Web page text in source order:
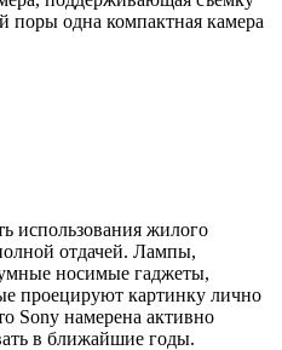
одна компактная камера
использования жилого
отдачей. Лампы,
носимые гаджеты,
проецируют картинку лично
Sony намерена активно
в ближайшие годы.